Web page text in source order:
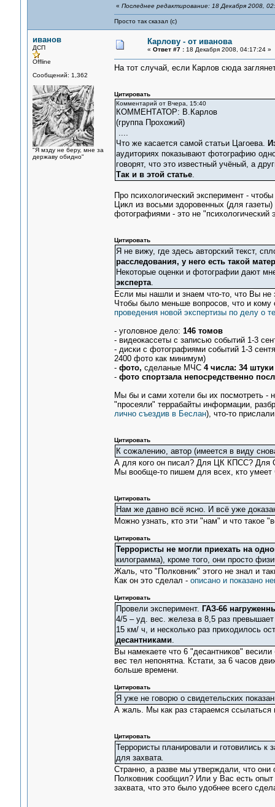
« Последнее редактирование: 18 Декабря 2008,
Просто так сказал (с)
иванов
ДСП
Offline
Сообщений: 1,362
"Я мзду не беру, мне за
державу обидно"
Карлову - от иванова
« Ответ #7 :18 Декабря 2008, 04:17:24 »
На тот случай, если Карлов сюда
Цитировать
Комментарий от Вчера, 15:40
КОММЕНТАТОР: В.Карлов
(группа Прохожий)
....
Что же касается самой статьи Цагоева.
аудиториях показывают фотографию
говорят, что это известный учёный, а
Так и в этой статье.
Про психологический эксперимент -
Цикл из восьми здоровенных (для
фотографиями - это не "психологический
Цитировать
Я не вижу, где здесь авторский текст,
расследования, у него есть такой
Некоторые оценки и фотографии дают
эксперта.
Если мы нашли и знаем что-то, что Вы не
Чтобы было меньше вопросов, что и кому
проведения новой экспертизы по делу о
- уголовное дело: 146 томов
- видеокассеты с записью событий 1-3
- диски с фотографиями событий 1-3
2400 фото как минимум)
- фото, сделаные МЧС 4 числа: 34 штуки
- фото спортзала непосредственно
Мы бы и сами хотели бы их посмотреть -
"просеяли" террабайты информации,
лично съездив в Беслан), что-то
Цитировать
К сожалению, автор (имеется в виду
А для кого он писал? Для ЦК КПСС? Для
Мы вообще-то пишем для всех, кто умеет
Цитировать
Нам же давно всё ясно. И всё уже
Можно узнать, кто эти "нам" и что такое
Цитировать
Террористы не могли приехать на
килограмма), кроме того, они просто
Жаль, что "Полковник" этого не знал и
Как он это сделал - описано и показано
Цитировать
Провели эксперимент. ГАЗ-66
4/5 – уд. вес. железа в 8,5 раз
15 км/ ч, и несколько раз приходилось
десантниками.
Вы намекаете что 6 "десантников"
вес тел непонятна. Кстати, за 6 часов
больше времени.
Цитировать
Я уже не говорю о свидетельских
А жаль. Мы как раз стараемся ссылаться
Цитировать
Террористы планировали и готовились
для захвата.
Странно, а разве мы утверждали, что
Полковник сообщил? Или у Вас есть
захвата, что это было удобнее всего